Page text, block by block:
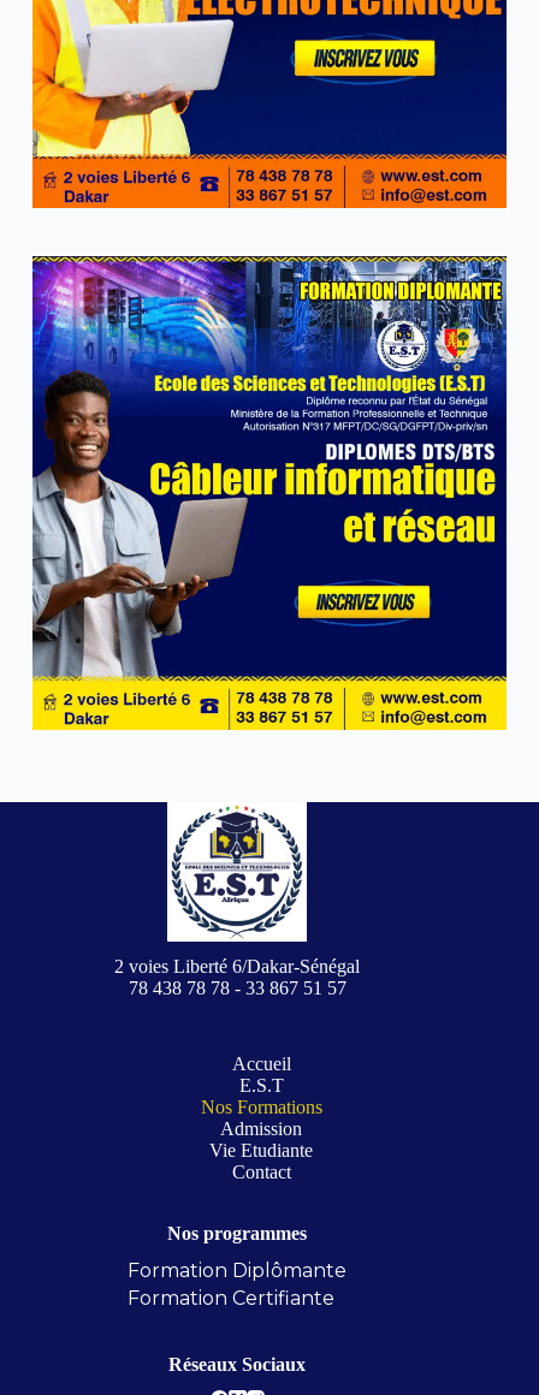
2 voies Liberté 6/Dakar-Sénégal
78 438 78 78 - 33 867 51 57
Accueil
E.S.T
Nos Formations
Admission
Vie Etudiante
Contact
Nos programmes
Formation Diplômante
Formation Certifiante
Réseaux Sociaux